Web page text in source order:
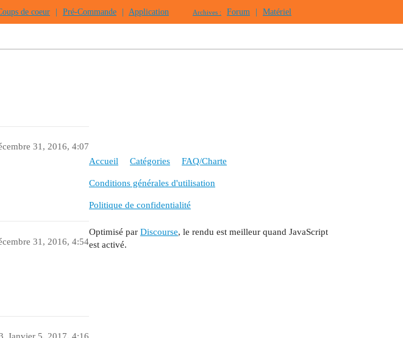
de coeur Pré-Commande Application Archives : Forum Matériel
31, 2016, 4:07
31, 2016, 4:54
Accueil Catégories FAQ/Charte
Conditions générales d'utilisation
Politique de confidentialité
Optimisé par Discourse, le rendu est meilleur quand JavaScript
est activé.